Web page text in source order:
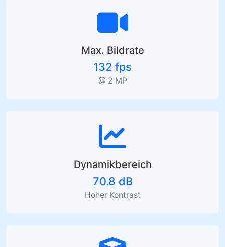
Max. Bildrate
132 fps
@ 2 MP
Dynamikbereich
70.8 dB
Hoher Kontrast